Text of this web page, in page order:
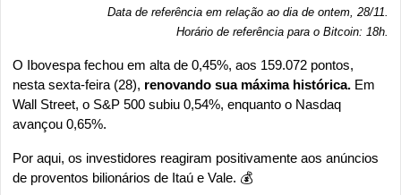
Data de referência em relação ao dia de ontem, 28/11.
Horário de referência para o Bitcoin: 18h.
O Ibovespa fechou em alta de 0,45%, aos 159.072 pontos,
nesta sexta-feira (28), renovando sua máxima histórica. Em
Wall Street, o S&P 500 subiu 0,54%, enquanto o Nasdaq
avançou 0,65%.
Por aqui, os investidores reagiram positivamente aos anúncios
de proventos bilionários de Itaú e Vale. 💰️